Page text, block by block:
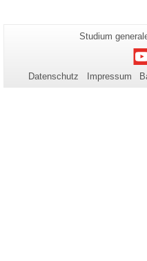
Seiten-
Studium
Datenschutz Impressum